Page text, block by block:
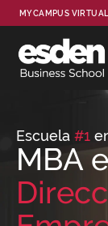
MYCAMPUS VIRTUAL
Escuela #1
MBA